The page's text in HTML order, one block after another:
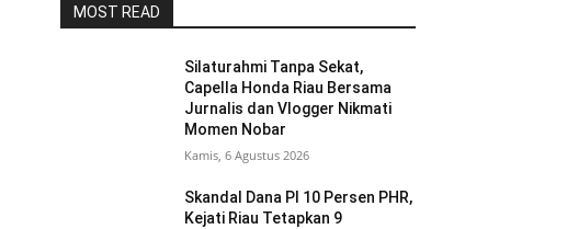
MOST READ
Silaturahmi Tanpa Sekat,
Capella Honda Riau Bersama
Jurnalis dan Vlogger Nikmati
Momen Nobar
Kamis, 6 Agustus 2026
Skandal Dana PI 10 Persen PHR,
Kejati Riau Tetapkan 9